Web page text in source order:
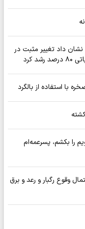
بررسی صورت‌های مالی ۳ ماهه نخست ۱۴۰۵ نشان داد تغییر مثبت در
کرد
با استفاده از بالگرد
را بکشم، پسرعمه‌ام
وقوع رگبار و رعد و برق